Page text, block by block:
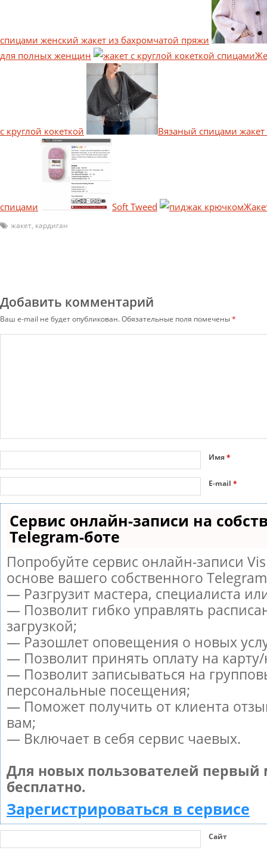
спицами женский жакет из бахромчатой пряжи
для полных женщин
с круглой кокеткой Вязаный спицами
спицами Soft Tweed
жакет, кардиган
Добавить комментарий
Ваш e-mail не будет опубликован.Обязательные поля помечены*
Имя*
E-mail *
Сервис онлайн-записи на
Telegram-боте
Попробуйте сервис онлайн-записи
основе вашего собственного
— Разгрузит мастера, специалиста
— Позволит гибко управлять
загрузкой;
— Разошлет оповещения о новых
— Позволит принять оплату на
— Позволит записываться на
персональные посещения;
— Поможет получить от клиента
вам;
— Включает в себя сервис чаевых.
Для новых пользователей первый
бесплатно.
Зарегистрироваться в сервисе
Сайт